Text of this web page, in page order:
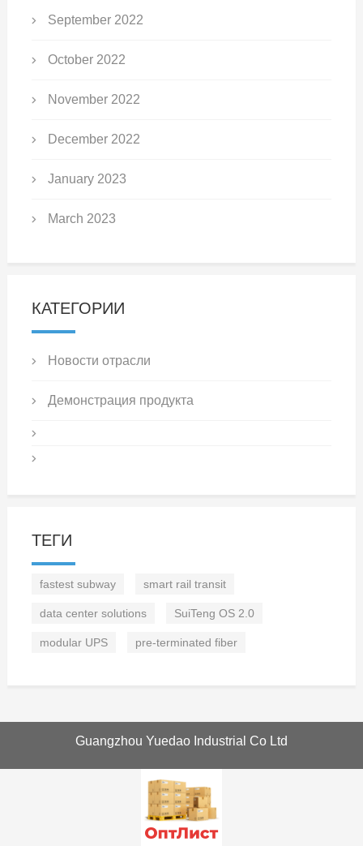
September 2022
October 2022
November 2022
December 2022
January 2023
March 2023
КАТЕГОРИИ
Новости отрасли
Демонстрация продукта
ТЕГИ
fastest subway smart rail transit
data center solutions SuiTeng OS 2.0
modular UPS pre-terminated fiber
Guangzhou Yuedao Industrial Co Ltd